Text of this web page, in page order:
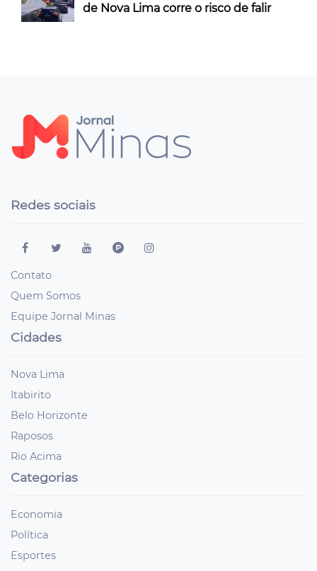
de Nova Lima corre o risco de falir
Redes sociais
Contato
Quem Somos
Equipe Jornal Minas
Cidades
Nova Lima
Itabirito
Belo Horizonte
Raposos
Rio Acima
Categorias
Economia
Política
Esportes